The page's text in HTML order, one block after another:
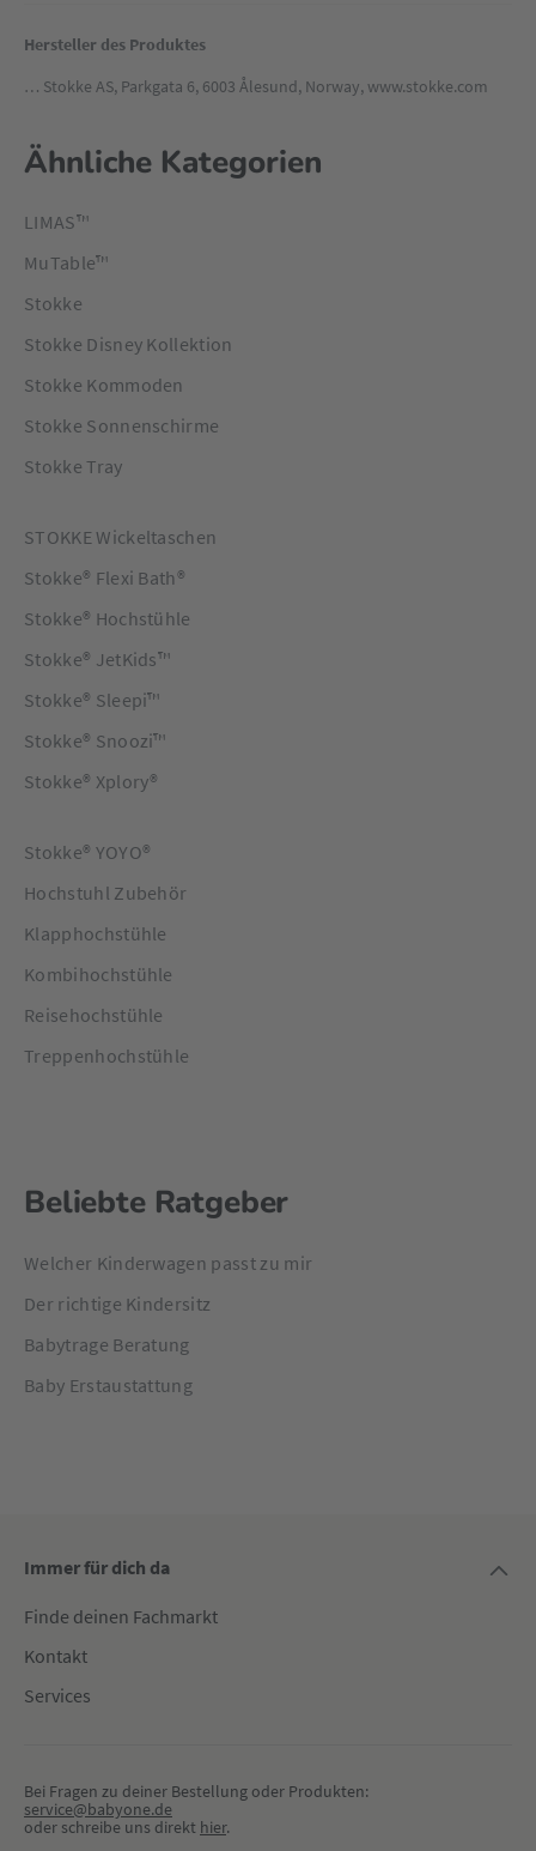
Hersteller des Produktes
… Stokke AS, Parkgata 6, 6003 Ålesund, Norway, www.stokke.com
Ähnliche Kategorien
LIMAS™
MuTable™
Stokke
Stokke Disney Kollektion
Stokke Kommoden
Stokke Sonnenschirme
Stokke Tray
STOKKE Wickeltaschen
Stokke® Flexi Bath®
Stokke® Hochstühle
Stokke® JetKids™
Stokke® Sleepi™
Stokke® Snoozi™
Stokke® Xplory®
Stokke® YOYO®
Hochstuhl Zubehör
Klapphochstühle
Kombihochstühle
Reisehochstühle
Treppenhochstühle
Beliebte Ratgeber
Welcher Kinderwagen passt zu mir
Der richtige Kindersitz
Babytrage Beratung
Baby Erstaustattung
Immer für dich da
Finde deinen Fachmarkt
Kontakt
Services
Bei Fragen zu deiner Bestellung oder Produkten:
service@babyone.de
oder schreibe uns direkt hier.